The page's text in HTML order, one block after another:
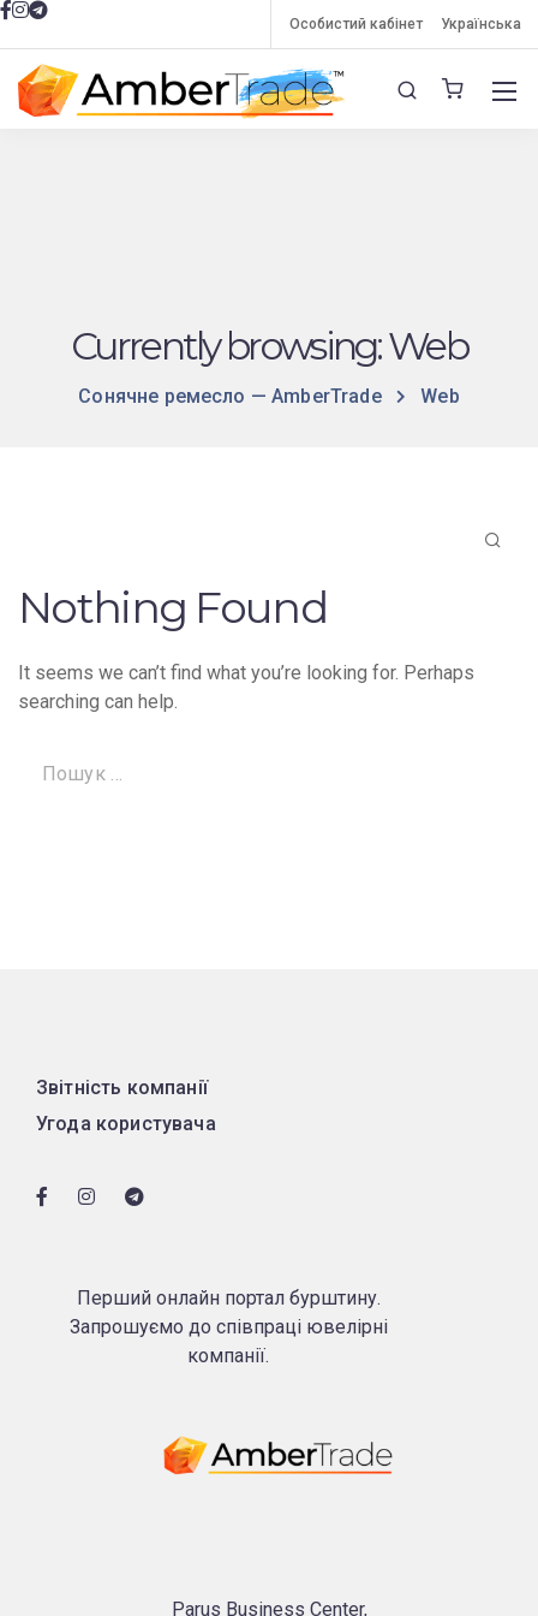
Особистий кабінет Українська
Currently browsing: Web
Сонячне ремесло — AmberTrade Web
Nothing Found
It seems we can’t find what you’re looking for. Perhaps
searching can help.
Звітність компанії
Угода користувача
Перший онлайн портал бурштину.
Запрошуємо до співпраці ювелірні
компанії.
Parus Business Center,